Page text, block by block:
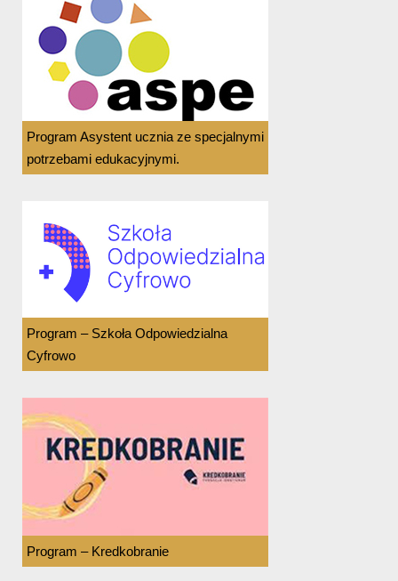
Program Asystent ucznia ze specjalnymi
potrzebami edukacyjnymi.
Program – Szkoła Odpowiedzialna
Cyfrowo
Program – Kredkobranie